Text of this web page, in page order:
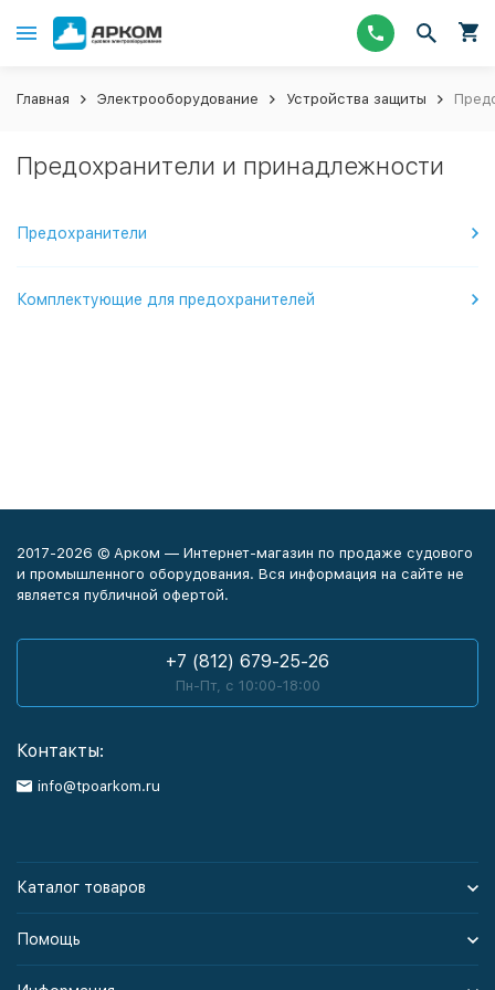
Главная Электрооборудование Устройства защиты
Предохранители и принадлежности
Предохранители
Комплектующие для предохранителей
2017-2026 © Арком — Интернет-магазин по продаже судового
и промышленного оборудования. Вся информация на сайте не
является публичной офертой.
+7 (812) 679-25-26
Пн-Пт, с 10:00-18:00
Контакты:
info@tpoarkom.ru
Каталог товаров
Помощь